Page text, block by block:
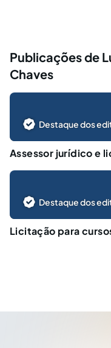
Publicações de
Chaves
Destaque dos
Assessor jurídico e
Destaque dos
Licitação para